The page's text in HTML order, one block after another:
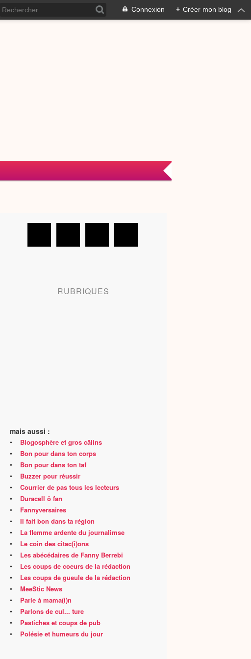
Connexion + Créer mon blog
RUBRIQUES
mais aussi :
• Blogosphère et gros câlins
• Bon pour dans ton corps
• Bon pour dans ton taf
• Buzzer pour réussir
• Courrier de pas tous les lecteurs
• Duracell ô fan
• Fannyversaires
• Il fait bon dans ta région
• La flemme ardente du journalimse
• Le coin des citac(i)ons
• Les abécédaires de Fanny Berrebi
• Les coups de coeurs de la rédaction
• Les coups de gueule de la rédaction
• MeeStic News
• Parle à mama(i)n
• Parlons de cul... ture
• Pastiches et coups de pub
• Polésie et humeurs du jour